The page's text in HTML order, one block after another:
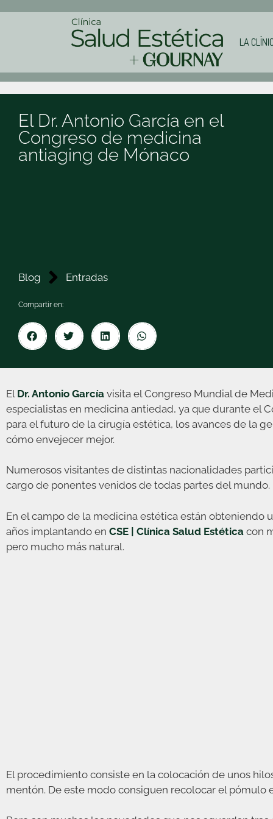
LA
El Dr. Antonio García en el
Congreso de medicina
antiaging de Mónaco
Blog Entradas
Compartir en:
El Dr. Antonio García visita el Congreso Mundial de
especialistas en medicina antiedad, ya que durante el
para el futuro de la cirugía estética, los avances de la
cómo envejecer mejor.
Numerosos visitantes de distintas nacionalidades
cargo de ponentes venidos de todas partes del mundo.
En el campo de la medicina estética están obteniendo
años implantando en CSE | Clínica Salud Estética con
pero mucho más natural.
El procedimiento consiste en la colocación de unos
mentón. De este modo consiguen recolocar el pómulo